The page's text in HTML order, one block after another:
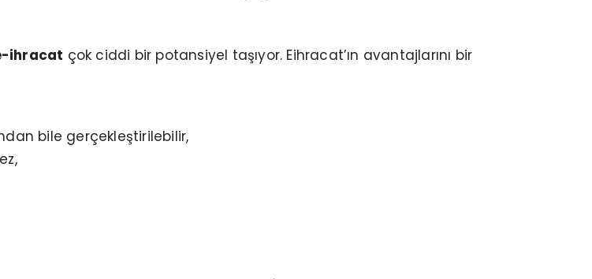
ihracat çok ciddi bir potansiyel taşıyor. Eihracat’ın avantajlarını bir
bile gerçekleştirilebilir,